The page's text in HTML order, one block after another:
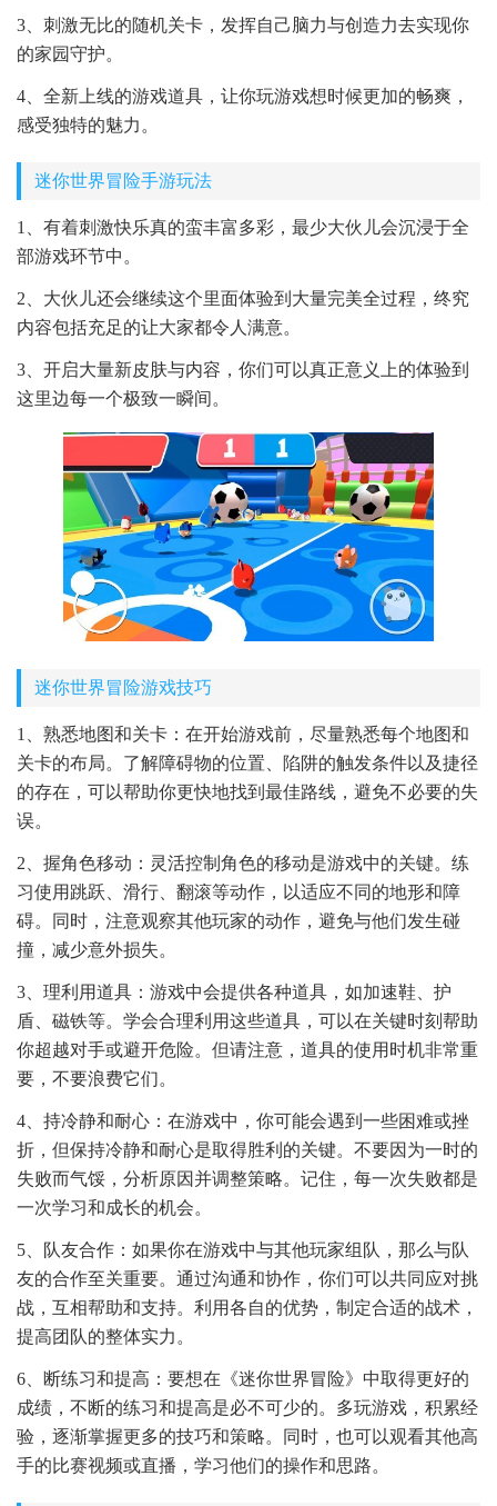
3、刺激无比的随机关卡，发挥自己脑力与创造力去实现你
的家园守护。
4、全新上线的游戏道具，让你玩游戏想时候更加的畅爽，
感受独特的魅力。
迷你世界冒险手游玩法
1、有着刺激快乐真的蛮丰富多彩，最少大伙儿会沉浸于全
部游戏环节中。
2、大伙儿还会继续这个里面体验到大量完美全过程，终究
内容包括充足的让大家都令人满意。
3、开启大量新皮肤与内容，你们可以真正意义上的体验到
这里边每一个极致一瞬间。
迷你世界冒险游戏技巧
1、熟悉地图和关卡：在开始游戏前，尽量熟悉每个地图和
关卡的布局。了解障碍物的位置、陷阱的触发条件以及捷径
的存在，可以帮助你更快地找到最佳路线，避免不必要的失
误。
2、握角色移动：灵活控制角色的移动是游戏中的关键。练
习使用跳跃、滑行、翻滚等动作，以适应不同的地形和障
碍。同时，注意观察其他玩家的动作，避免与他们发生碰
撞，减少意外损失。
3、理利用道具：游戏中会提供各种道具，如加速鞋、护
盾、磁铁等。学会合理利用这些道具，可以在关键时刻帮助
你超越对手或避开危险。但请注意，道具的使用时机非常重
要，不要浪费它们。
4、持冷静和耐心：在游戏中，你可能会遇到一些困难或挫
折，但保持冷静和耐心是取得胜利的关键。不要因为一时的
失败而气馁，分析原因并调整策略。记住，每一次失败都是
一次学习和成长的机会。
5、队友合作：如果你在游戏中与其他玩家组队，那么与队
友的合作至关重要。通过沟通和协作，你们可以共同应对挑
战，互相帮助和支持。利用各自的优势，制定合适的战术，
提高团队的整体实力。
6、断练习和提高：要想在《迷你世界冒险》中取得更好的
成绩，不断的练习和提高是必不可少的。多玩游戏，积累经
验，逐渐掌握更多的技巧和策略。同时，也可以观看其他高
手的比赛视频或直播，学习他们的操作和思路。